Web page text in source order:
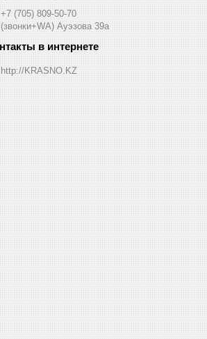
+7 (705) 809-50-70
(звонки+WA) Ауэзова 39а
http://KRASNO.KZ